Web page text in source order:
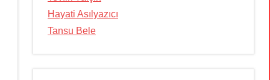
Hayati Asılyazıcı
Tansu Bele